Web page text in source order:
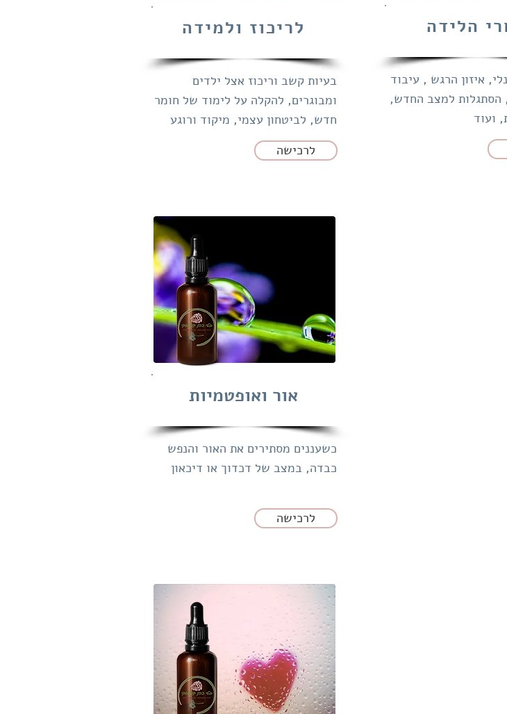
לריכוז ולמידה
בעיות קשב וריכוז אצל ילדים
ומבוגרים, להקלה על לימוד של חומר
חדש, לביטחון עצמי, מיקוד ורוגע
לרכישה
הלידה‌
איזון‌‌ הרגש , עיבוד‌‌
הסתגלות‌ למצב‌‌ החדש,
ועוד
אור‌‌ ואופטמיות‌‌
כשעננים מסתירים את האור והנפש
כבדה, במצב של דכדוך‌‌ או‌‌ דיכאון
לרכישה